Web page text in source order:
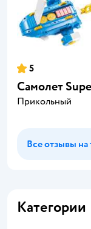
5
Самолет
Прикольный
Все отзывы на
Категории